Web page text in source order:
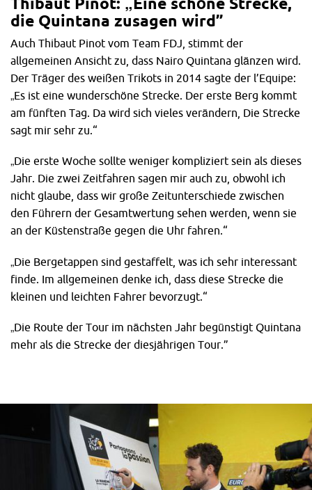
die Quintana zusagen wird”
Auch Thibaut Pinot vom Team FDJ, stimmt der
allgemeinen Ansicht zu, dass Nairo Quintana glänzen wird.
Der Träger des weißen Trikots in 2014 sagte der l’Equipe:
„Es ist eine wunderschöne Strecke. Der erste Berg kommt
am fünften Tag. Da wird sich vieles verändern, Die Strecke
sagt mir sehr zu.“
„Die erste Woche sollte weniger kompliziert sein als dieses
Jahr. Die zwei Zeitfahren sagen mir auch zu, obwohl ich
nicht glaube, dass wir große Zeitunterschiede zwischen
den Führern der Gesamtwertung sehen werden, wenn sie
an der Küstenstraße gegen die Uhr fahren.“
„Die Bergetappen sind gestaffelt, was ich sehr interessant
finde. Im allgemeinen denke ich, dass diese Strecke die
kleinen und leichten Fahrer bevorzugt.“
„Die Route der Tour im nächsten Jahr begünstigt Quintana
mehr als die Strecke der diesjährigen Tour.”